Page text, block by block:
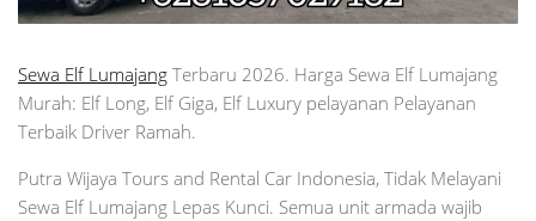
Sewa Elf Lumajang Terbaru 2026. Harga Sewa Elf Lumajang
Murah: Elf Long, Elf Giga, Elf Luxury pelayanan Pelayanan
Terbaik Driver Ramah.
Putra Wijaya Tours and Rental Car Indonesia, Tidak Melayani
Sewa Elf Lumajang Lepas Kunci. Semua unit armada wajib